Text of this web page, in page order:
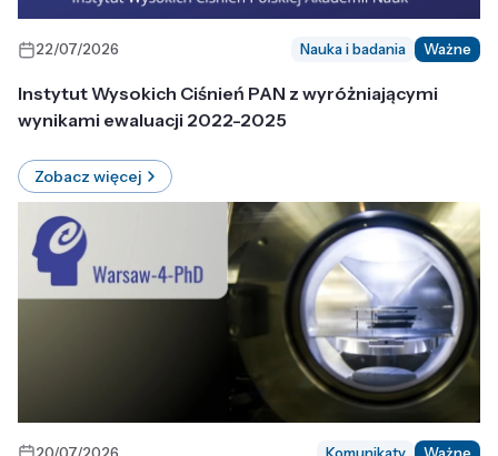
22/07/2026 Nauka i badania Ważne
Instytut Wysokich Ciśnień PAN z wyróżniającymi
wynikami ewaluacji 2022-2025
Zobacz więcej
20/07/2026 Komunikaty Ważne